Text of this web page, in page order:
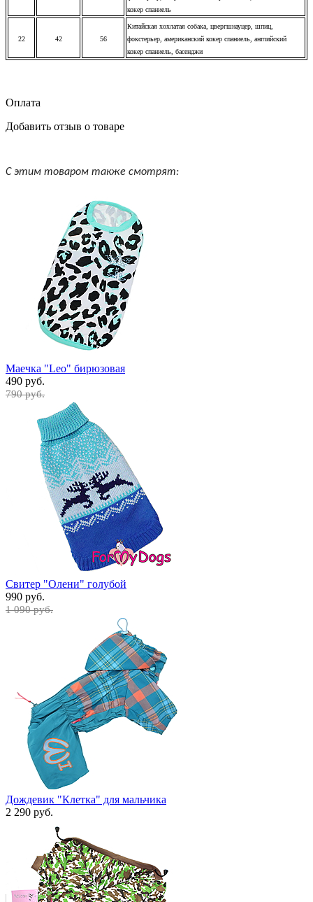
кокер спаниель
22 42 56
Китайская хохлатая собака, цвергшнауцер, шпиц,
фокстерьер, американский кокер спаниель, английский
кокер спаниель, басенджи
Оплата
Добавить отзыв о товаре
С этим товаром также смотрят:
Маечка "Leo" бирюзовая
490 руб.
790 руб.
Свитер "Олени" голубой
990 руб.
1 090 руб.
Дождевик "Клетка" для мальчика
2 290 руб.